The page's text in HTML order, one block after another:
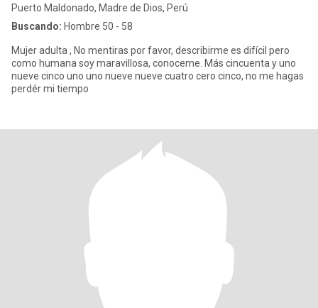
Puerto Maldonado, Madre de Dios, Perú
Buscando: Hombre 50 - 58
Mujer adulta , No mentiras por favor, describirme es difícil pero
como humana soy maravillosa, conoceme. Más cincuenta y uno
nueve cinco uno uno nueve nueve cuatro cero cinco, no me hagas
perdér mi tiempo